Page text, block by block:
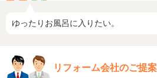
ゆったりお風呂に入りたい。
リフォーム会社のご提案